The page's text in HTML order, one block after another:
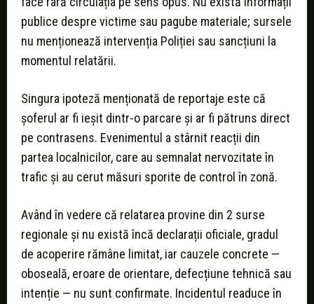
publice despre victime sau pagube materiale; sursele
nu menționează intervenția Poliției sau sancțiuni la
momentul relatării.
Singura ipoteză menționată de reportaje este că
șoferul ar fi ieșit dintr-o parcare și ar fi pătruns direct
pe contrasens. Evenimentul a stârnit reacții din
partea localnicilor, care au semnalat nervozitate în
trafic și au cerut măsuri sporite de control în zonă.
Având în vedere că relatarea provine din 2 surse
regionale și nu există încă declarații oficiale, gradul
de acoperire rămâne limitat, iar cauzele concrete —
oboseală, eroare de orientare, defecțiune tehnică sau
intenție — nu sunt confirmate. Incidentul readuce în